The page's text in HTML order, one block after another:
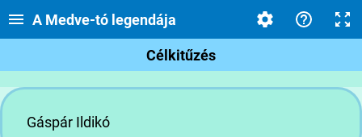
A Medve-tó legendája
Célkitűzés
Gáspár Ildikó